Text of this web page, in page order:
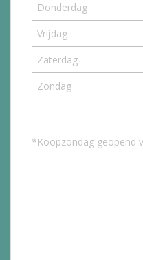
Donderdag
Vrijdag
Zaterdag
Zondag
*Koopzondag geopend